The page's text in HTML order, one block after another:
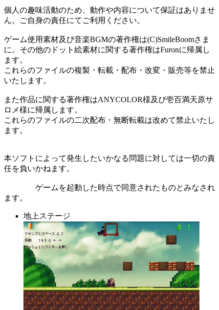
個人の趣味活動のため、動作や内容について保証はありませ
ん。ご自身の責任にてご利用ください。
ゲーム使用素材及び音楽BGMの著作権は(C)SmileBoomさま
に。その他のドット絵素材に関する著作権はFuronに帰属し
ます。
これらのファイルの複製・転載・配布・改変・販売等を禁止
いたします。
また作品に関する著作権はANYCOLOR様及び壱百満天原サ
ロメ様に帰属します。
これらのファイルの二次配布・無断転載は改めて禁止いたし
ます。
本ソフトによって発生したいかなる問題に対しては一切の責
任を負いかねます。
ゲームを起動した時点で同意されたものとみなされ
ます。
地上ステージ